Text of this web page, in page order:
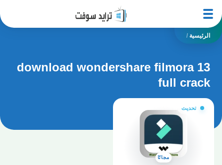
الرئيسية /
download wondershare filmora 13
full crack
تحديث
مجانًا